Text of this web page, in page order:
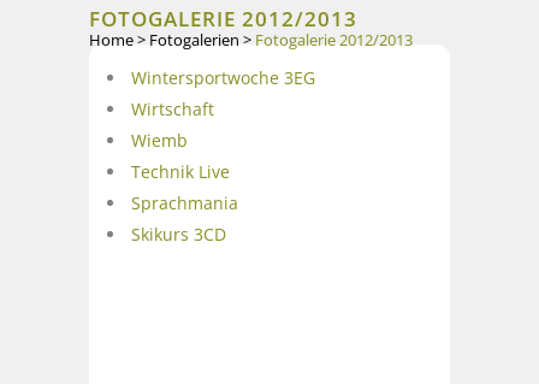
FOTOGALERIE 2012/2013
Home> Fotogalerien > Fotogalerie 2012/2013
Wintersportwoche 3EG
Wirtschaft
Wiemb
Technik Live
Sprachmania
Skikurs 3CD